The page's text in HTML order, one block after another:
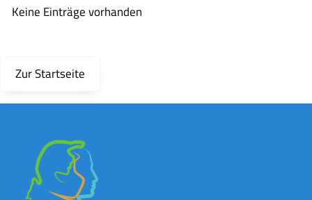
Keine Einträge vorhanden
Zur Startseite